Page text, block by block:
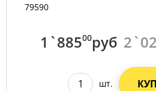
79590
1`88500руб
шт.